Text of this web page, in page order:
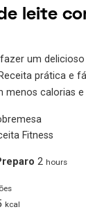
leite
prática e
calorias e
Fitness
2 hours
kcal